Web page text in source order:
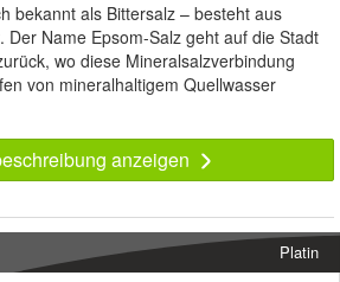
bekannt als Bittersalz – besteht aus
Der Name Epsom-Salz geht auf die Stadt
wo diese Mineralsalzverbindung
von mineralhaltigem Quellwasser
anzeigen
Platin